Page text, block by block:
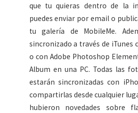
que tu quieras dentro de la
puedes enviar por email o
tu galería de MobileMe.
sincronizado a través de iTunes
o con Adobe Photoshop
Album en una PC. Todas las
estarán sincronizadas con
compartirlas desde cualquier
hubieron novedades sobre